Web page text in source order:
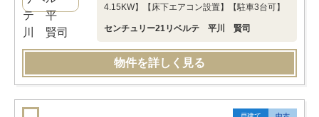
4.15KW】【床下エアコン設置】【駐車3台可】
センチュリー21リベルテ 平川 賢司
物件を詳しく見る